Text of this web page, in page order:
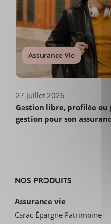
Assurance Vie
27 juillet 2026
Gestion libre, profilée ou
gestion pour son
NOS PRODUITS
Assurance vie
Carac Épargne Patrimoine